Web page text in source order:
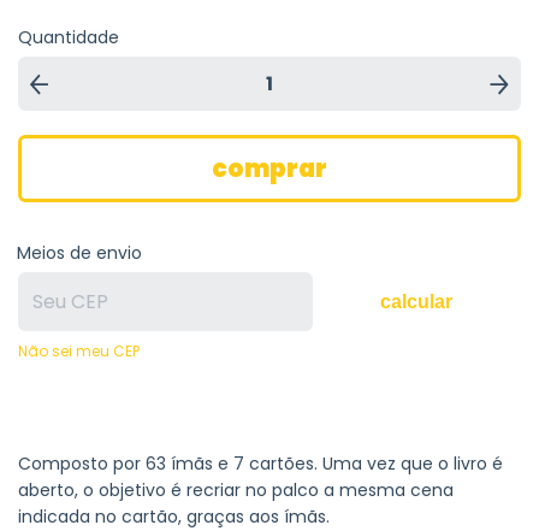
Quantidade
Meios de envio
calcular
Não sei meu CEP
Composto por 63 ímãs e 7 cartões. Uma vez que o livro é
aberto, o objetivo é recriar no palco a mesma cena
indicada no cartão, graças aos ímãs.